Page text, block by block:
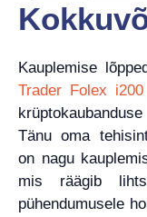
Kauplemise
Trader Folex
Tänu oma
on nagu
mis räägib
pühendumusele